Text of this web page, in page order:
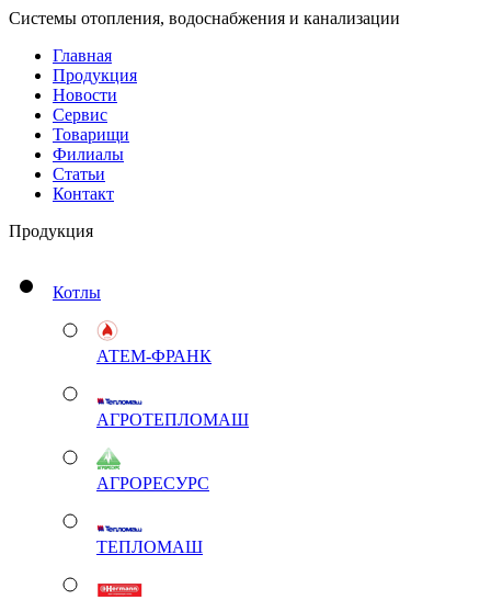
Системы отопления, водоснабжения и канализации
Главная
Продукция
Новости
Сервис
Товарищи
Филиалы
Статьи
Контакт
Продукция
Котлы
АТЕМ-ФРАНК
АГРОТЕПЛОМАШ
АГРОРЕСУРС
ТЕПЛОМАШ